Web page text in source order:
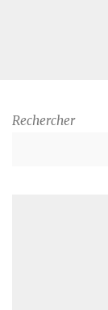
Rechercher